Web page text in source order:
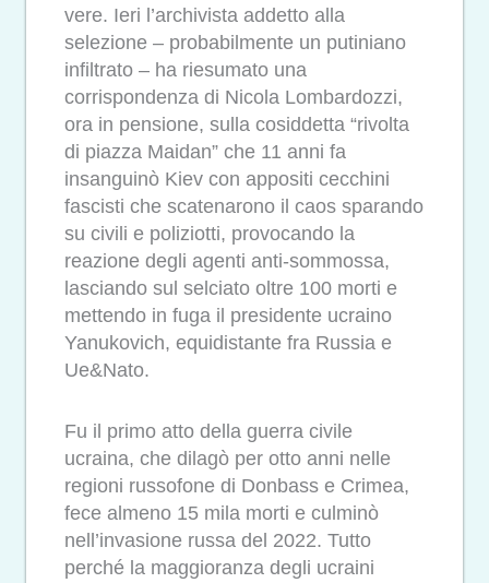
vere. Ieri l’archivista addetto alla
selezione – probabilmente un putiniano
infiltrato – ha riesumato una
corrispondenza di Nicola Lombardozzi,
ora in pensione, sulla cosiddetta “rivolta
di piazza Maidan” che 11 anni fa
insanguinò Kiev con appositi cecchini
fascisti che scatenarono il caos sparando
su civili e poliziotti, provocando la
reazione degli agenti anti-sommossa,
lasciando sul selciato oltre 100 morti e
mettendo in fuga il presidente ucraino
Yanukovich, equidistante fra Russia e
Ue&Nato.
Fu il primo atto della guerra civile
ucraina, che dilagò per otto anni nelle
regioni russofone di Donbass e Crimea,
fece almeno 15 mila morti e culminò
nell’invasione russa del 2022. Tutto
perché la maggioranza degli ucraini